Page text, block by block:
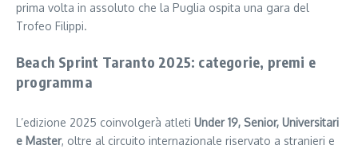
prima volta in assoluto che la Puglia ospita una gara del
Trofeo Filippi.
Beach Sprint Taranto 2025: categorie, premi e
programma
L’edizione 2025 coinvolgerà atleti Under 19, Senior, Universitari
e Master, oltre al circuito internazionale riservato a stranieri e